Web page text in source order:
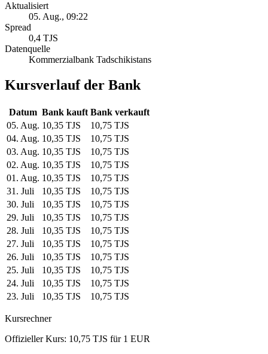
Aktualisiert
05. Aug., 09:22
Spread
0,4 TJS
Datenquelle
Kommerzialbank Tadschikistans
Kursverlauf der Bank
Datum Bank kauft Bank verkauft
05. Aug. 10,35 TJS
10,75 TJS
04. Aug. 10,35 TJS
10,75 TJS
03. Aug. 10,35 TJS
10,75 TJS
02. Aug. 10,35 TJS
10,75 TJS
01. Aug. 10,35 TJS
10,75 TJS
31. Juli
10,35 TJS
10,75 TJS
30. Juli
10,35 TJS
10,75 TJS
29. Juli
10,35 TJS
10,75 TJS
28. Juli
10,35 TJS
10,75 TJS
27. Juli
10,35 TJS
10,75 TJS
26. Juli
10,35 TJS
10,75 TJS
25. Juli
10,35 TJS
10,75 TJS
24. Juli
10,35 TJS
10,75 TJS
23. Juli
10,35 TJS 10,75 TJS
Kursrechner
Offizieller Kurs: 10,75 TJS für 1 EUR